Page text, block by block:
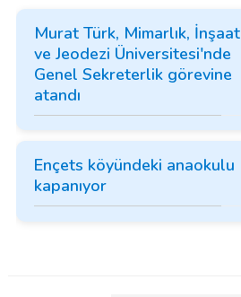
Murat Türk, Mimarlık, İnşaat
ve Jeodezi Üniversitesi'nde
Genel Sekreterlik görevine
atandı
Ençets köyündeki anaokulu
kapanıyor